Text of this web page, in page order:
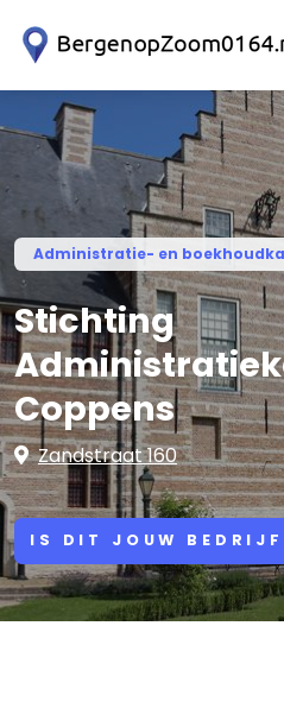
Administratie- en
Stichting
Coppens
Zandstraat 160
IS DIT JOUW